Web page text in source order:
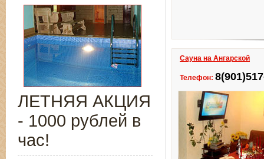
Сауна на Ангарской
Телефон:
ЛЕТНЯЯ АКЦИЯ
- 1000 рублей в
час!